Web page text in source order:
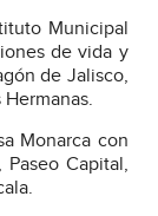
Municipal
de vida y
de Jalisco,
Monarca con
Capital,